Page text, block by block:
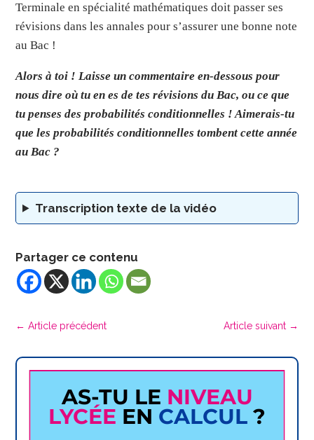
Terminale en spécialité mathématiques doit passer ses
révisions dans les annales pour s’assurer une bonne note
au Bac !
Alors à toi ! Laisse un commentaire en-dessous pour
nous dire où tu en es de tes révisions du Bac, ou ce que
tu penses des probabilités conditionnelles ! Aimerais-tu
que les probabilités conditionnelles tombent cette année
au Bac ?
Transcription texte de la vidéo
Partager ce contenu
←Article précédent Article suivant→